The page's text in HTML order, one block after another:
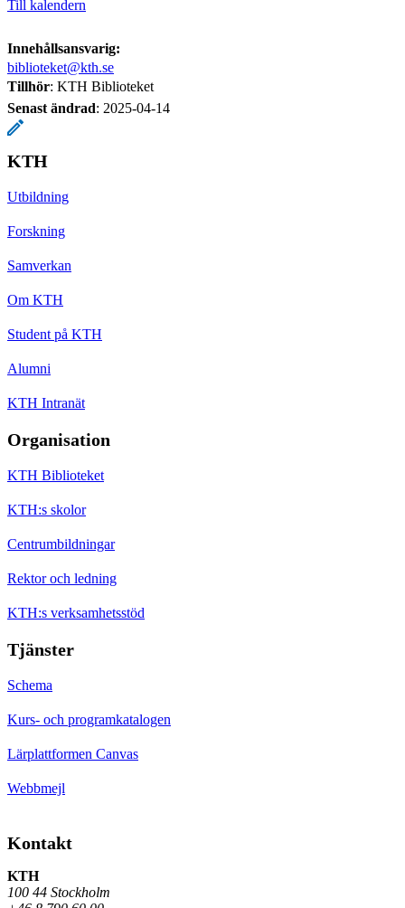
Till kalendern
Innehållsansvarig:
biblioteket@kth.se
Tillhör: KTH Biblioteket
Senast ändrad: 2025-04-14
KTH
Utbildning
Forskning
Samverkan
Om KTH
Student på KTH
Alumni
KTH Intranät
Organisation
KTH Biblioteket
KTH:s skolor
Centrumbildningar
Rektor och ledning
KTH:s verksamhetsstöd
Tjänster
Schema
Kurs- och programkatalogen
Lärplattformen Canvas
Webbmejl
Kontakt
KTH
100 44 Stockholm